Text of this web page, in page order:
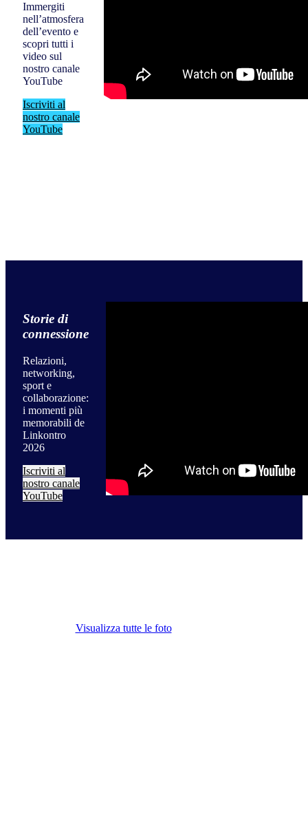
Immergiti
nell’atmosfera
dell’evento e
scopri tutti i
video sul
nostro canale
YouTube
Iscriviti al
nostro canale
YouTube
Storie di
connessione
Relazioni,
networking,
sport e
collaborazione:
i momenti più
memorabili de
Linkontro
2026
Iscriviti al
nostro canale
YouTube
Visualizza tutte le foto